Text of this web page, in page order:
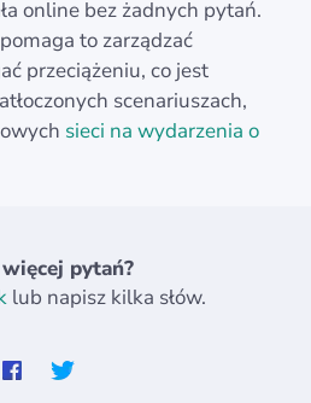
online bez żadnych pytań.
to zarządzać
przeciążeniu, co jest
scenariuszach,
sieci na wydarzenia o
pytań?
lub napisz kilka słów.